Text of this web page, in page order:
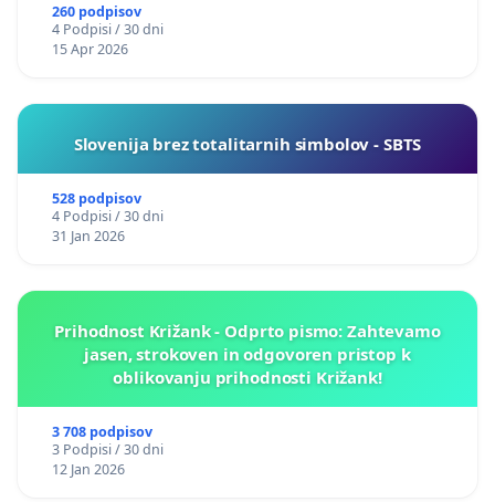
260 podpisov
4 Podpisi / 30 dni
15 Apr 2026
Slovenija brez totalitarnih simbolov - SBTS
528 podpisov
4 Podpisi / 30 dni
31 Jan 2026
Prihodnost Križank - Odprto pismo: Zahtevamo
jasen, strokoven in odgovoren pristop k
oblikovanju prihodnosti Križank!
3 708 podpisov
3 Podpisi / 30 dni
12 Jan 2026